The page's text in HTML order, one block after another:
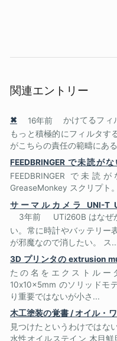
関連エントリー
✖ 16年前
かけてるフィ
もっと積極的にフィルタす
がこちらの責任の範疇にあ
FEEDBRINGER で未読が
FEEDBRINGER で未
GreaseMonkey スクリプト
サーマルカメラ UNI-T
3年前
UTi260B はなぜ
い。常に時計やバッテリー
が邪魔なので消したい。 ス
3D プリンタの extrusion
たの名をエクストルー
10x10x5mm のソリッドモ
り重要ではないが小さ...
木工塗装の覚書 / オイル・
見つけたというわけではな
水性オイルステイン 木目